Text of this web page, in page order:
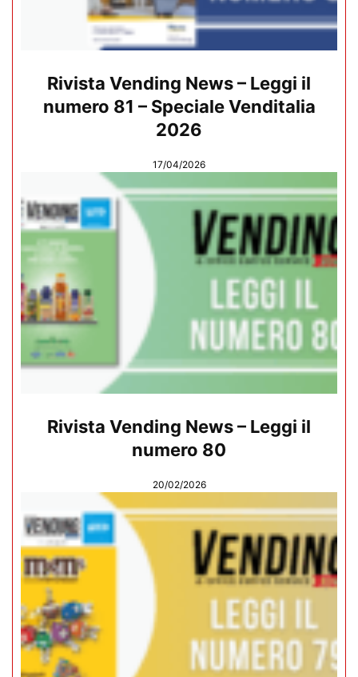
Rivista Vending News – Leggi il
numero 81 – Speciale Venditalia
2026
17/04/2026
Rivista Vending News – Leggi il
numero 80
20/02/2026